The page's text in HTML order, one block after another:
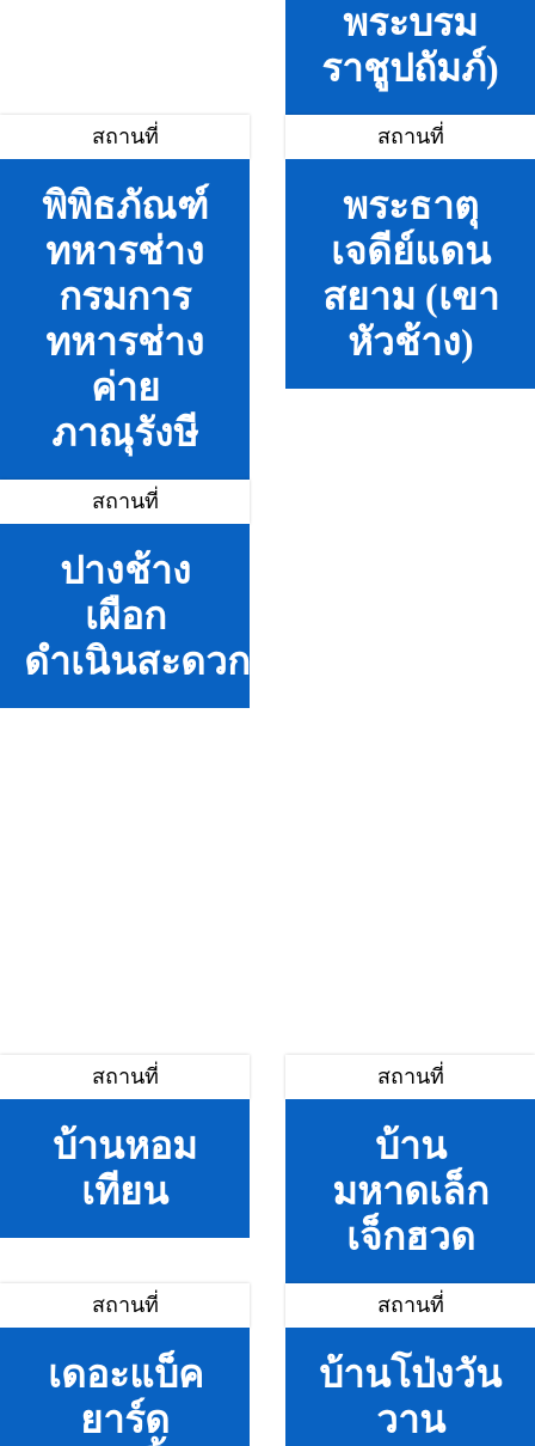
พระบรม
ราชูปถัมภ์)
สถานที่
พิพิธภัณฑ์
ทหารช่าง
กรมการ
ทหารช่าง
ค่าย
ภาณุรังษี
สถานที่
พระธาตุ
เจดีย์แดน
สยาม (เขา
หัวช้าง)
สถานที่
ปางช้าง
เผือก
ดำเนินสะดวก
สถานที่
บ้านหอม
เทียน
สถานที่
บ้าน
มหาดเล็ก
เจ็กฮวด
สถานที่
เดอะแบ็ค
ยาร์ด
สถานที่
บ้านโป่งวัน
วาน